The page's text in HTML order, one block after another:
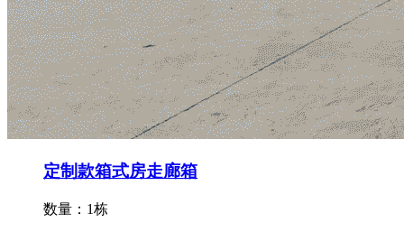
定制款箱式房走廊箱
数量：1栋